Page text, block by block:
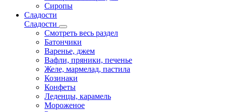
Сиропы
Сладости
Сладости
Смотреть весь раздел
Батончики
Варенье, джем
Вафли, пряники, печенье
Желе, мармелад, пастила
Козинаки
Конфеты
Леденцы, карамель
Мороженое